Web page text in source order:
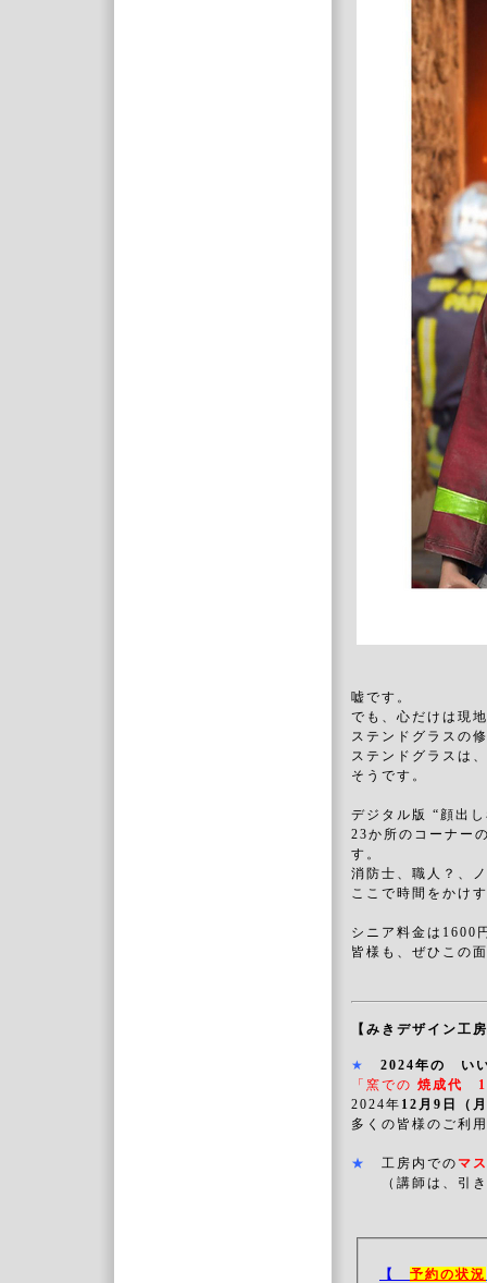
嘘です。
でも、心だけは現
ステンドグラスの
ステンドグラスは
そうです。
デジタル版 “顔出
23か所のコーナー
す。
消防士、職人？、
ここで時間をかけ
シニア料金は1600
皆様も、ぜひこの
【みきデザイン工
★
2024年の い
「窯での 焼成代
2024年 12月9日（
多くの皆様のご利
★ 工房内での マ
（講師は、引き
【 予約の状況